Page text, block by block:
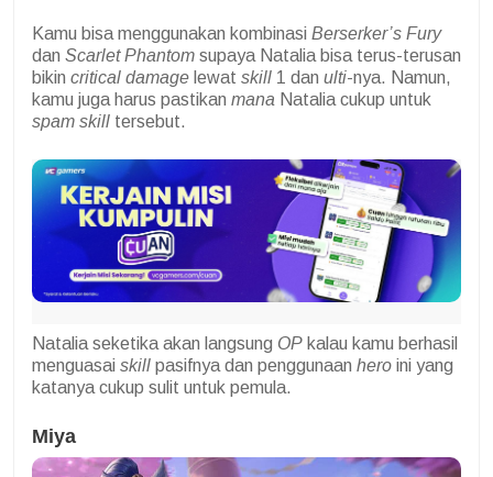
Kamu bisa menggunakan kombinasi Berserker’s Fury
dan Scarlet Phantom supaya Natalia bisa terus-terusan
bikin critical damage lewat skill 1 dan ulti-nya. Namun,
kamu juga harus pastikan mana Natalia cukup untuk
spam skill tersebut.
Natalia seketika akan langsung OP kalau kamu berhasil
menguasai skill pasifnya dan penggunaan hero ini yang
katanya cukup sulit untuk pemula.
Miya